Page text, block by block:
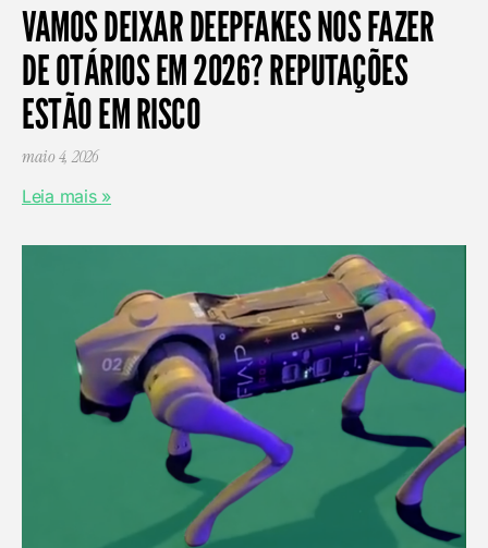
VAMOS DEIXAR DEEPFAKES NOS FAZER
DE OTÁRIOS EM 2026? REPUTAÇÕES
ESTÃO EM RISCO
maio 4, 2026
Leia mais »